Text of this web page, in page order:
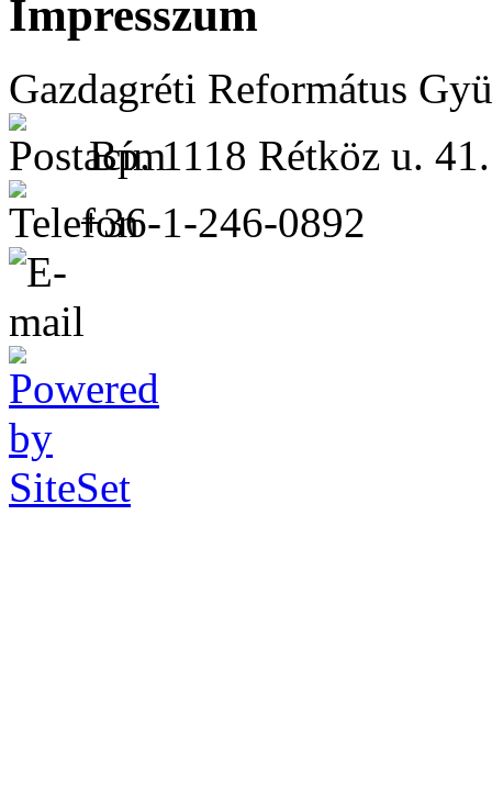
Impresszum
Gazdagréti Református
Bp. 1118 Rétköz u. 41.
+36-1-246-0892